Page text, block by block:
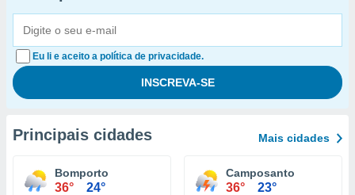
Eu li e aceito a política de privacidade.
Principais cidades Mais cidades
Bomporto
36° 24°
Camposanto
36° 23°